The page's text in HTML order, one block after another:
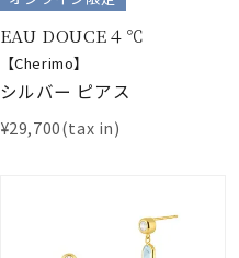
EAU DOUCE４℃
【Cherimo】
シルバー ピアス
¥29,700(tax in)